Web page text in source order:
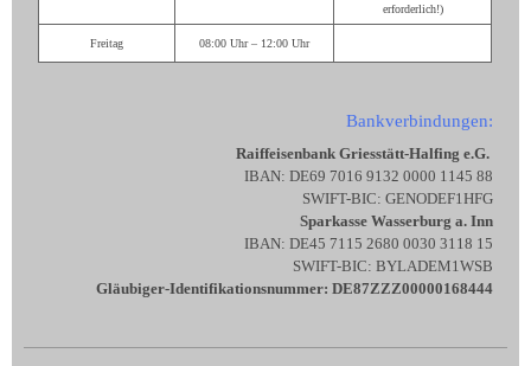
erforderlich!)
Freitag 08:00 Uhr – 12:00 Uhr
Bankverbindungen:
Raiffeisenbank Griesstätt-Halfing e.G.
IBAN: DE69 7016 9132 0000 1145 88
SWIFT-BIC: GENODEF1HFG
Sparkasse Wasserburg a. Inn
IBAN: DE45 7115 2680 0030 3118 15
SWIFT-BIC: BYLADEM1WSB
Gläubiger-Identifikationsnummer: DE87ZZZ00000168444